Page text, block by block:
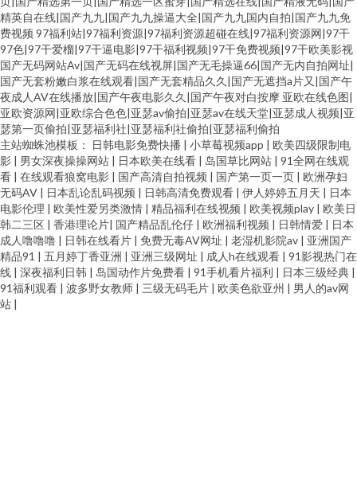
精英自在线|国产九九|国产九九操逼大全|国产九九国内自拍|国产九九免
费视频 97福利站|97福利资源|97福利资源超碰在线|97福利资源网|97干
97色|97干爱榴|97干逼电影|97干福利视频|97干免费视频|97干欧美影视
国产无码网站Av|国产无码在线视屏|国产无毛操逼66|国产无内自拍网址|
国产无套粉嫩白浆在线观看|国产无套精品久久|国产无遮挡a片又|国产午
夜成人AV在线播放|国产午夜电影久久|国产午夜对白按摩 亚欧在线色图|
亚欧资源网|亚欧综合色色|亚瑟av偷拍|亚瑟av在线天堂|亚瑟成人视频|亚
瑟第一页偷拍|亚瑟福利社|亚瑟福利社偷拍|亚瑟福利偷拍
主站蜘蛛池模板：
日韩电影免费快播 | 小草莓视频app | 欧美四级限制电
影 | 男女深夜操操网站 | 日本欧美在线看 | 岛国草比网站 | 91全网在线观
看 | 在线观看狼窝电影 | 国产高清自拍视频 | 国产第一页一页 | 欧洲孕妇
无码AV | 日本乱论乱码视频 | 日韩高清免费观看 | 伊人婷婷五月天 | 日本
电影伦理 | 欧美性爱另类激情 | 精品福利在线视频 | 欧美视频play | 欧美日
韩二三区 | 香港理论片| 国产精品乱伦仔 | 欧洲福利视频 | 日韩情爱 | 日本
成人噜噜噜 | 日韩在线看片 | 免费无毒AV网址 | 老湿机影院av | 亚洲国产
精品91 | 五月婷丁香亚洲 | 亚洲三级网址 | 成人h在线观看 | 91影视热门在
线 | 深夜福利日韩 | 岛国动作片免费看 | 91手机看片福利 | 日本三级经典 |
91福利观看 | 波多野女教师 | 三级无码毛片 | 欧美色欲亚州 | 男人的av网
站 |